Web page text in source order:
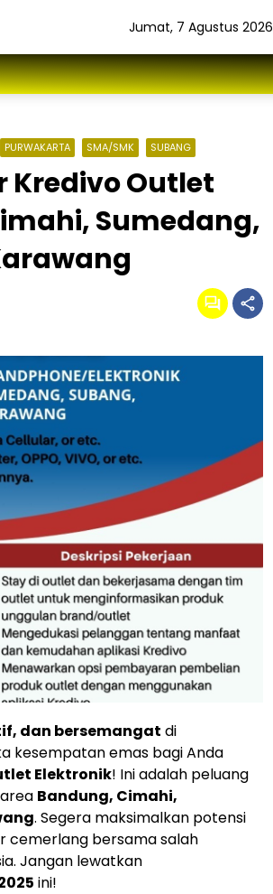
Jumat, 7 Agustus 2026
PURWAKARTA SMA/SMK SUBANG
Kredivo Outlet
Sumedang,
dan bersemangat di
kesempatan emas bagi Anda
Elektronik! Ini adalah peluang
Bandung, Cimahi,
. Segera maksimalkan potensi
cemerlang bersama salah
Jangan lewatkan
ini!